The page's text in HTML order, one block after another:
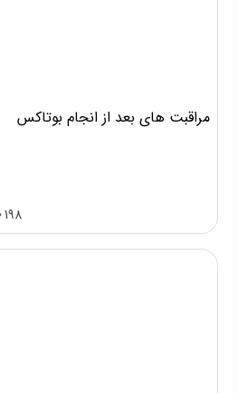
مراقبت های بعد از انجام بوتاکس
198